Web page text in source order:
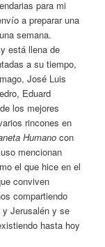
para mi
a preparar una
semana.
está llena de
a su tiempo,
José Luis
Eduard
los mejores
rincones en
Humano con
mencionan
el que hice en el
conviven
compartiendo
Jerusalén y se
hasta hoy